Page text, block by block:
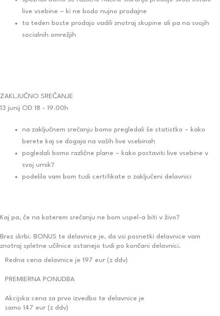
live vsebine – ki ne bodo nujno prodajne
ta teden boste prodajo vadili znotraj skupine ali pa na svojih
socialnih omrežjih
ZAKLJUČNO SREČANJE
13 junij OD 18 - 19.00h
na zaključnem srečanju bomo pregledali še statistko – kako
berete kaj se dogaja na vaših live vsebinah
pogledali bomo različne plane – kako postaviti live vsebine v
svoj urnik?
podelila vam bom tudi certifikate o zaključeni delavnici
Kaj pa, če na katerem srečanju ne bom uspel-a biti v živo?
Brez skrbi. BONUS te delavnice je, da vsi posnetki delavnice vam
znotraj spletne učilnice ostanejo tudi po končani delavnici.
Redna cena delavnice je 197 eur (z ddv)
PREMIERNA PONUDBA
Akcijska cena za prvo izvedbo te delavnice je
samo 147 eur (z ddv)